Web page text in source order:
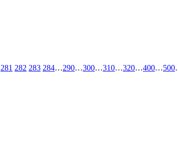
281 282 283 284…290…300…310…320…400…500